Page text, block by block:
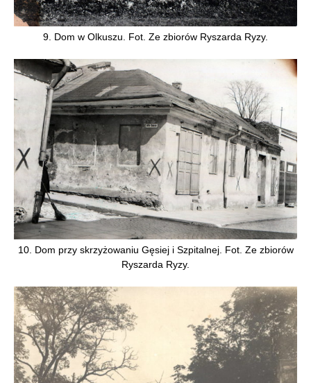
9. Dom w Olkuszu. Fot. Ze zbiorów Ryszarda Ryzy.
10. Dom przy skrzyżowaniu Gęsiej i Szpitalnej. Fot. Ze zbiorów
Ryszarda Ryzy.